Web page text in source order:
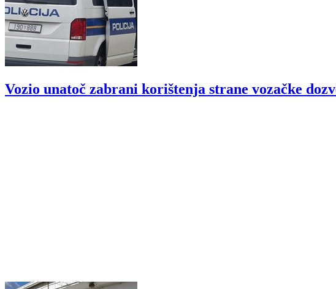
Vozio unatoč zabrani korištenja strane vozačke